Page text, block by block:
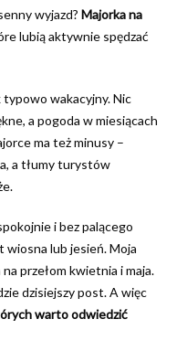
wyjazd? Majorka na
lubią aktywnie spędzać
wakacyjny. Nic
a pogoda w miesiącach
ma też minusy –
a tłumy turystów
i bez palącego
wiosna lub jesień. Moja
przełom kwietnia i maja.
dzisiejszy post. A więc
warto odwiedzić